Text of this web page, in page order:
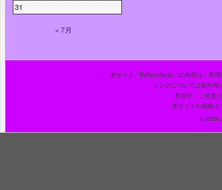
31
« 7月
本サイト「BeSporter.jp」の内容は、商
リンクについては著作権
希望や、ご意見
本サイトの掲載ポ
© 2026